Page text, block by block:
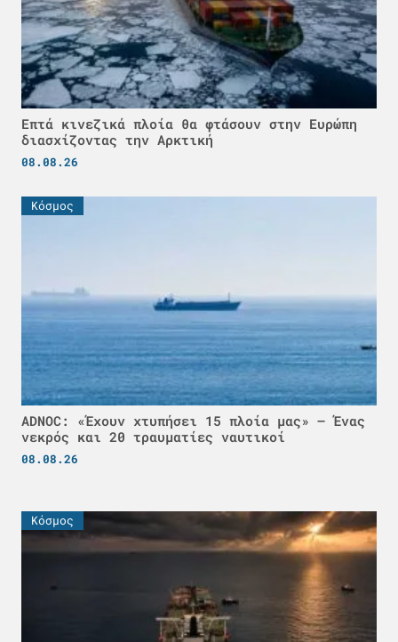
Επτά κινεζικά πλοία θα φτάσουν στην Ευρώπη
διασχίζοντας την Αρκτική
08.08.26
Κόσμος
ADNOC: «Έχουν χτυπήσει 15 πλοία μας» – Ένας
νεκρός και 20 τραυματίες ναυτικοί
08.08.26
Κόσμος